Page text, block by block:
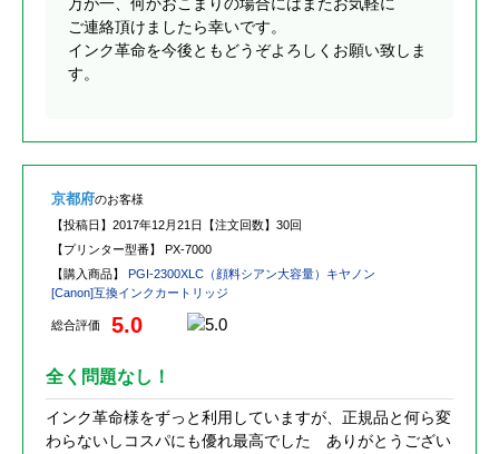
ご連絡頂けましたら幸いです。
インク革命を今後ともどうぞよろしくお願い致しま
す。
京都府のお客様
【投稿日】 2017年12月21日 【注文回数】 30回
【プリンター型番】 PX-7000
【購入商品】 PGI-2300XLC（顔料シアン大容量）キヤノン
[Canon]互換インクカートリッジ
総合評価 5.0
全く問題なし！
インク革命様をずっと利用していますが、正規品と何ら変
わらないしコスパにも優れ最高でした ありがとうござい